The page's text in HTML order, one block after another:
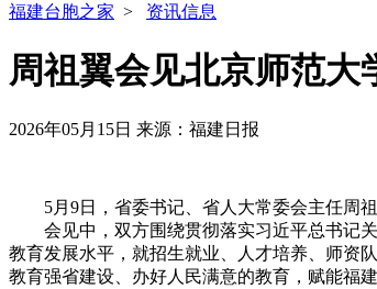
福建台胞之家 > 资讯信息
周祖翼会见北京师范大
2026年05月15日 来源：福建日报
5月9日，省委书记、省人大常委会主任周祖
会见中，双方围绕贯彻落实习近平总书记关
教育发展水平，就招生就业、人才培养、师资
教育强省建设、办好人民满意的教育，赋能福